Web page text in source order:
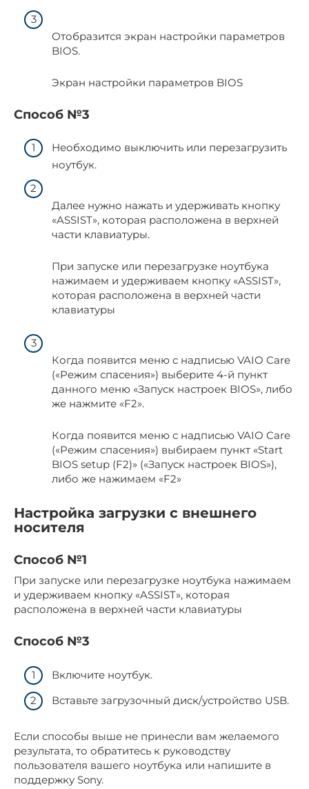
Отобразится экран настройки параметров
BIOS.
Экран настройки параметров BIOS
Способ №3
Необходимо выключить или перезагрузить
ноутбук.
Далее нужно нажать и удерживать кнопку
«ASSIST», которая расположена в верхней
части клавиатуры.
При запуске или перезагрузке ноутбука
нажимаем и удерживаем кнопку «ASSIST»,
которая расположена в верхней части
клавиатуры
Когда появится меню с надписью VAIO Care
(«Режим спасения») выберите 4-й пункт
данного меню «Запуск настроек BIOS», либо
же нажмите «F2».
Когда появится меню с надписью VAIO Care
(«Режим спасения») выбираем пункт «Start
BIOS setup (F2)» («Запуск настроек BIOS»),
либо же нажимаем «F2»
Настройка загрузки с внешнего
носителя
Способ №1
При запуске или перезагрузке ноутбука нажимаем
и удерживаем кнопку «ASSIST», которая
расположена в верхней части клавиатуры
Способ №3
Включите ноутбук.
Вставьте загрузочный диск/устройство USB.
Если способы выше не принесли вам желаемого
результата, то обратитесь к руководству
пользователя вашего ноутбука или напишите в
поддержку Sony.